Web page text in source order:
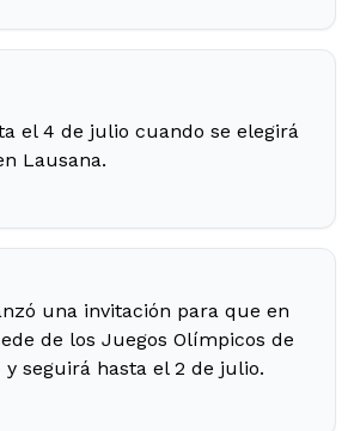
el 4 de julio cuando se elegirá
Lausana.
una invitación para que en
de los Juegos Olímpicos de
seguirá hasta el 2 de julio.